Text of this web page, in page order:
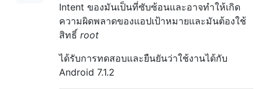
Intent ของมันเป็นที่ซับซ้อนและอาจทำให้เกิด
ความผิดพลาดของแอปเป้าหมายและมันต้องใช้
สิทธิ์ root
ได้รับการทดสอบและยืนยันว่าใช้งานได้กับ
Android 7.1.2